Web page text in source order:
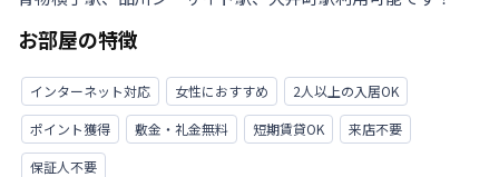
お部屋の特徴
インターネット対応 女性におすすめ
2人以上の入居OK
ポイント獲得
敷金・礼金無料 短期賃貸OK
来店不要
保証人不要